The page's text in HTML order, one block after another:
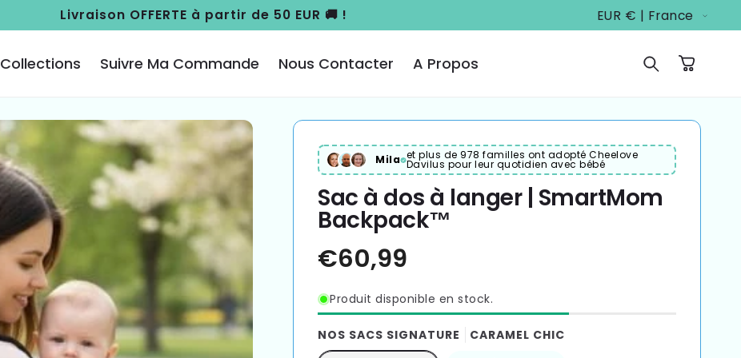
Livraison OFFERTE à partir de 50 EUR 🚚 !
P
a
/
r
é
g
EUR € | France
Collections Suivre Ma Commande Nous Contacter A Propos Panier
Mila et plus de 978 familles ont adopté Cheelove
Davilus pour leur quotidien avec bébé
Sac à dos à langer | SmartMom
Backpack™
Produit disponible en stock.
NOS SACS SIGNATURE
CARAMEL CHIC